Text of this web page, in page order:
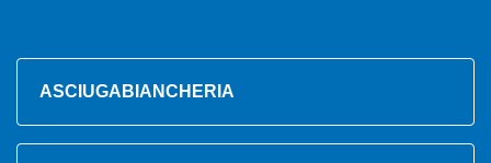
ASCIUGABIANCHERIA